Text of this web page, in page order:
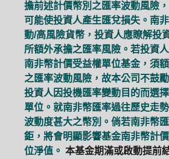
擔前述計價幣別之匯率波動風險
可能使投資人產生匯兌損失。南
動/高風險貨幣，投資人應瞭解投
所額外承擔之匯率風險。若投資
南非幣計價受益權單位基金，須
之匯率波動風險，故本公司不鼓
投資人因投機匯率變動目的而選
單位。就南非幣匯率過往歷史走
波動度甚大之幣別。倘若南非幣
鉅，將會明顯影響基金南非幣計
位淨值。 本基金期滿或啟動提前